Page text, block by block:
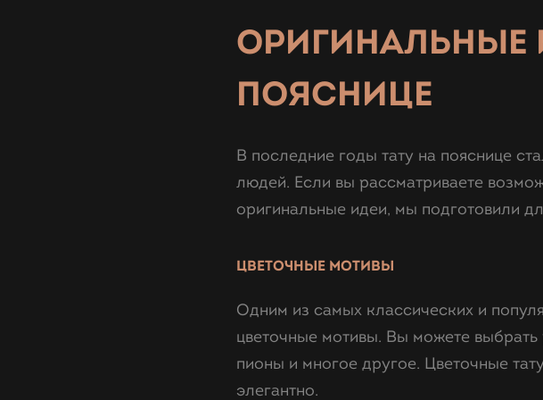
ОРИГИНАЛЬНЫЕ
ПОЯСНИЦЕ
В последние годы тату на пояснице
людей. Если вы рассматриваете
оригинальные идеи, мы подготовили
ЦВЕТОЧНЫЕ МОТИВЫ
Одним из самых классических и
цветочные мотивы. Вы можете
пионы и многое другое. Цветочные
элегантно.